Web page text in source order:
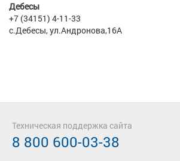
Дебесы
+7 (34151) 4-11-33
с.Дебесы, ул.Андронова,16А
Техническая поддержка сайта
8 800 600-03-38